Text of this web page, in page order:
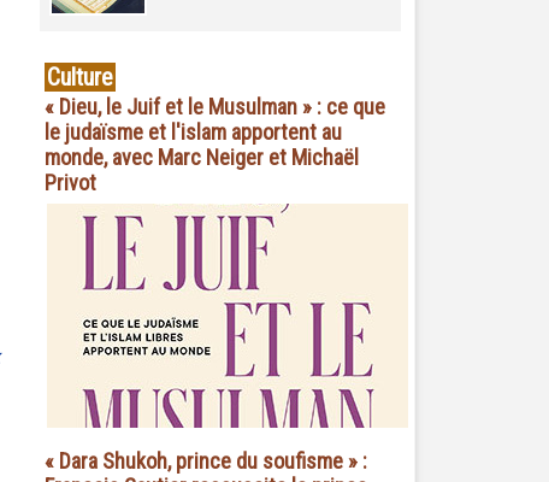
Culture
« Dieu, le Juif et le Musulman » : ce que
le judaïsme et l'islam apportent au
monde, avec Marc Neiger et Michaël
Privot
« Dara Shukoh, prince du soufisme » :